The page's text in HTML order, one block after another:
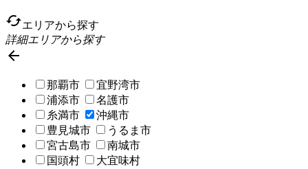
cachedエリアから探す
詳細エリアから探す

那覇市
宜野湾市
浦添市
名護市
糸満市
沖縄市
豊見城市
うるま市
宮古島市
南城市
国頭村
大宜味村